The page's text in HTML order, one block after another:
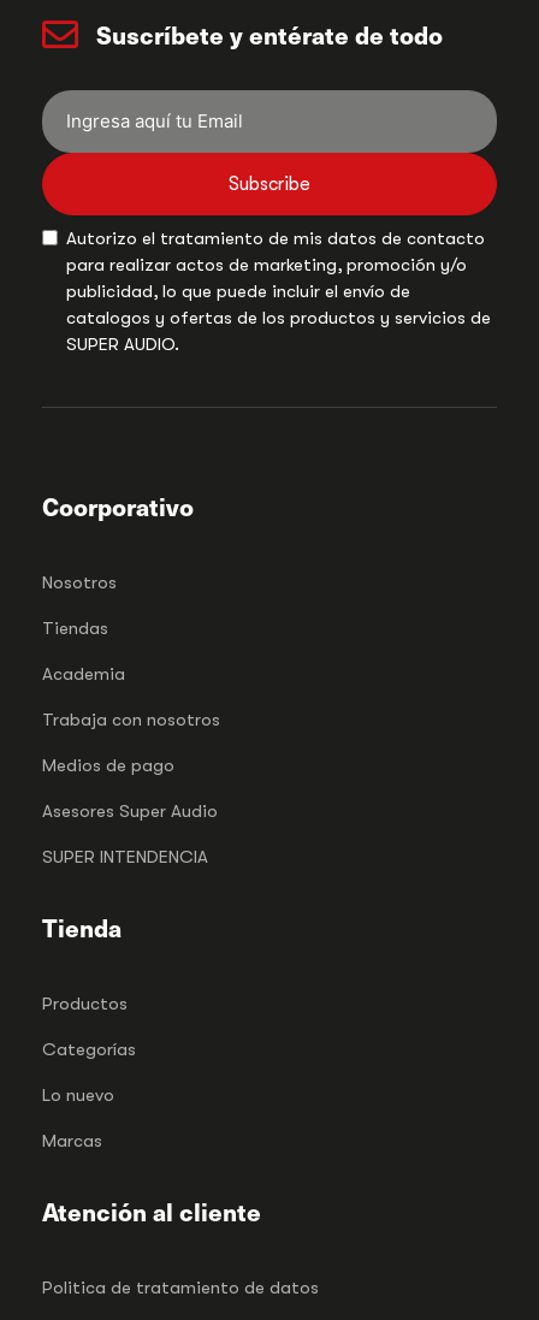
Suscríbete y entérate de todo
Subscribe
Autorizo el tratamiento de mis datos de contacto
para realizar actos de marketing, promoción y/o
publicidad, lo que puede incluir el envío de
catalogos y ofertas de los productos y servicios de
SUPER AUDIO.
Coorporativo
Nosotros
Tiendas
Academia
Trabaja con nosotros
Medios de pago
Asesores Super Audio
SUPER INTENDENCIA
Tienda
Productos
Categorías
Lo nuevo
Marcas
Atención al cliente
Politica de tratamiento de datos